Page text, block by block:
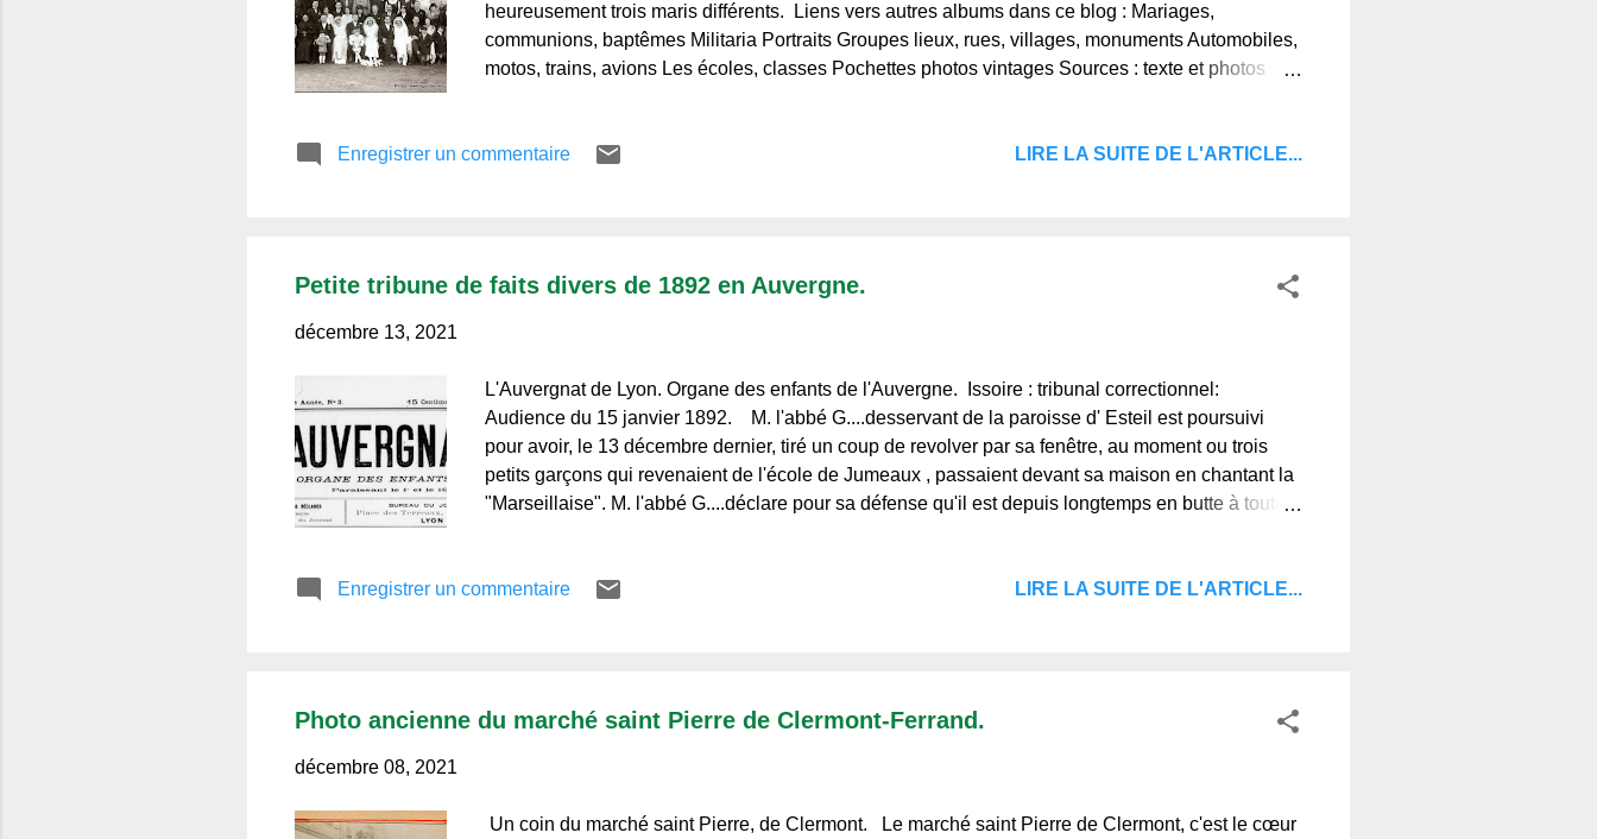
heureusement trois maris différents. Liens vers autres albums dans ce blog : Mariages,
communions, baptêmes Militaria Portraits Groupes lieux, rues, villages, monuments Automobiles,
motos, trains, avions Les écoles, classes Pochettes photos vintages Sources : texte et photos
pas.
Enregistrer un commentaire LIRE LA SUITE DE L'ARTICLE...
Petite tribune de faits divers de 1892 en Auvergne.
décembre 13, 2021
L'Auvergnat de Lyon. Organe des enfants de l'Auvergne. Issoire : tribunal correctionnel:
Audience du 15 janvier 1892. M. l'abbé G....desservant de la paroisse d' Esteil est poursuivi
pour avoir, le 13 décembre dernier, tiré un coup de revolver par sa fenêtre, au moment ou trois
petits garçons qui revenaient de l'école de Jumeaux , passaient devant sa maison en chantant la
"Marseillaise". M. l'abbé G....déclare pour sa défense qu'il est depuis longtemps en butte à toutes
licencieuses, sous ses fenêtres, sur différents airs, même sur l'air national. Spirituellement
Enregistrer un commentaire LIRE LA SUITE DE L'ARTICLE...
Photo ancienne du marché saint Pierre de Clermont-Ferrand.
décembre 08, 2021
Un coin du marché saint Pierre, de Clermont. Le marché saint Pierre de Clermont, c'est le cœur